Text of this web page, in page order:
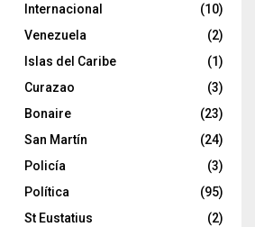
Internacional
(10)
Venezuela
(2)
Islas del Caribe
(1)
Curazao
(3)
Bonaire
(23)
San Martín
(24)
Policía
(3)
Política
(95)
St Eustatius
(2)